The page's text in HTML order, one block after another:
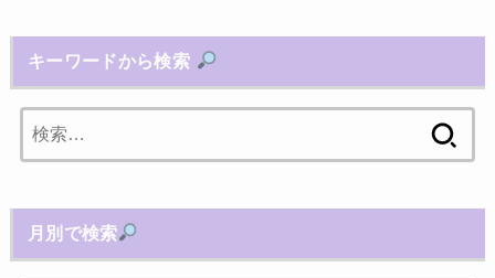
キーワードから検索
索:
月別で検索